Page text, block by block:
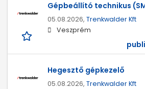
Gépbeállító technikus
05.08.2026, Trenkwalder Kft
Veszprém
Hegesztő gépkezelő
05.08.2026, Trenkwalder Kft